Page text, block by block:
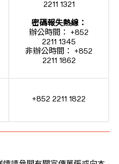
2211 1321
密碼報失熱線：
辦公時間： +852
2211 1345
非辦公時間： +852
2211 1862
+852 2211 1822